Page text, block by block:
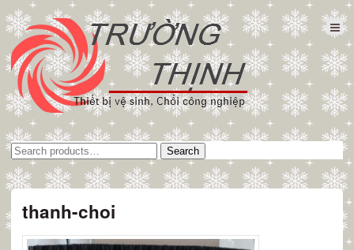
Tìm
kiếm:
Search
thanh-choi